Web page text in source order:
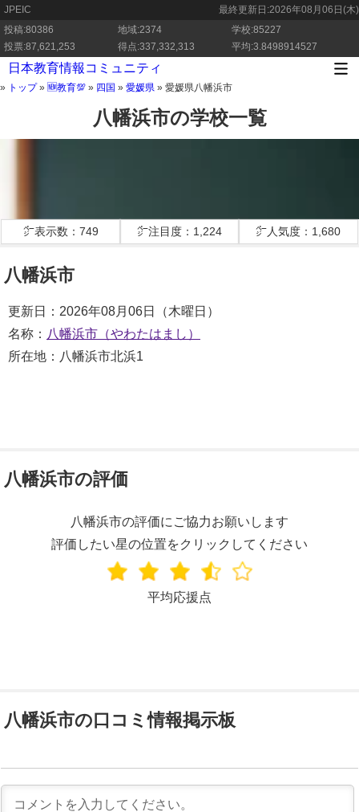
JPEIC 最終更新日:2026年08月06日(木)
投稿:80386
地域:2374
学校:85227
投票:87,621,253
得点:337,332,313 平均:3.8498914527
日本教育情報コミュニティ
» トップ» 🆕教育💯 » 四国 » 愛媛県 » 愛媛県八幡浜市
八幡浜市の学校一覧
㌻表示数：749 ㌻注目度：1,224 ㌻人気度：1,680
八幡浜市
更新日：2026年08月06日（木曜日）
名称： 八幡浜市（やわたはまし）
所在地：八幡浜市北浜1
八幡浜市の評価
八幡浜市の評価にご協力お願いします
評価したい星の位置をクリックしてください
平均応援点
八幡浜市の口コミ情報掲示板